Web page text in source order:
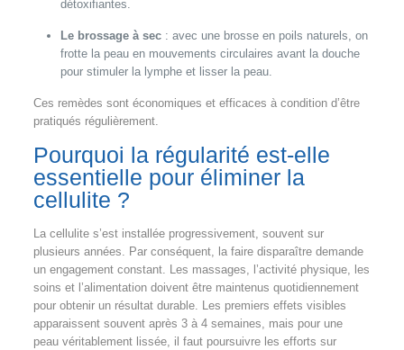
détoxifiantes.
Le brossage à sec: avec une brosse en poils naturels, on
frotte la peau en mouvements circulaires avant la douche
pour stimuler la lymphe et lisser la peau.
Ces remèdes sont économiques et efficaces à condition d’être
pratiqués régulièrement.
Pourquoi la régularité est-elle
essentielle pour éliminer la
cellulite ?
La cellulite s’est installée progressivement, souvent sur
plusieurs années. Par conséquent, la faire disparaître demande
un engagement constant. Les massages, l’activité physique, les
soins et l’alimentation doivent être maintenus quotidiennement
pour obtenir un résultat durable. Les premiers effets visibles
apparaissent souvent après 3 à 4 semaines, mais pour une
peau véritablement lissée, il faut poursuivre les efforts sur